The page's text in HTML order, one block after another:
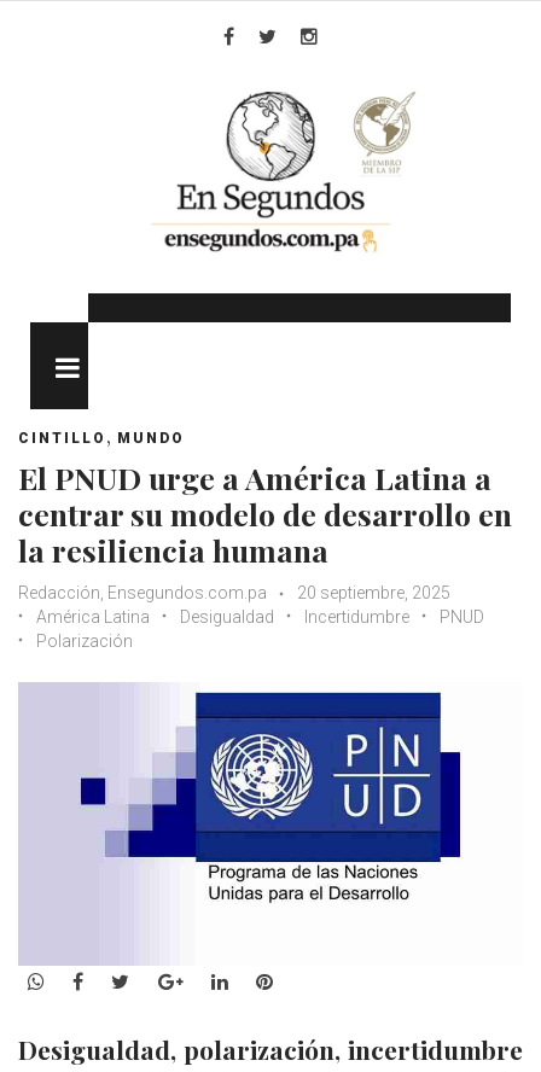
CINTILLO , MUNDO
El PNUD urge a América Latina a
centrar su modelo de desarrollo en
la resiliencia humana
Redacción, Ensegundos.com.pa
20 septiembre, 2025
América Latina
Desigualdad Incertidumbre
PNUD
Polarización
WhatsApp
Facebook
TwitterGoogle+LinkedInPinterest
Desigualdad, polarización, incertidumbre